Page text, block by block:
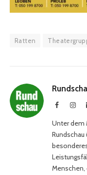
Ratten
Facebook
Unter dem
Rundschau
Menschen,